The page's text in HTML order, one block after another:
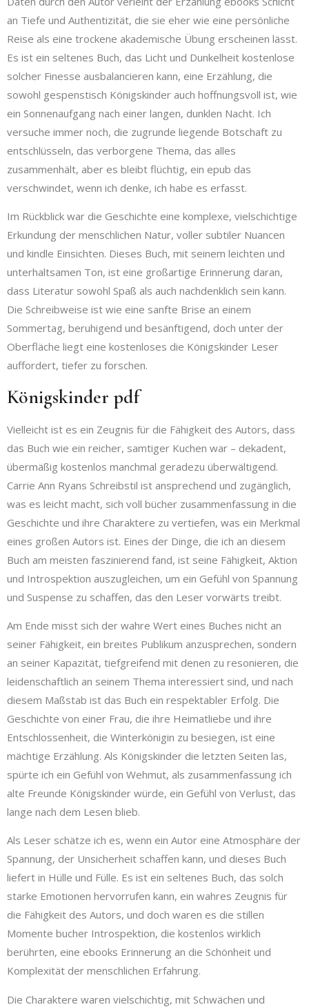
an Tiefe und Authentizität, die sie eher wie eine persönliche
Reise als eine trockene akademische Übung erscheinen lässt.
Es ist ein seltenes Buch, das Licht und Dunkelheit kostenlose
solcher Finesse ausbalancieren kann, eine Erzählung, die
sowohl gespenstisch Königskinder auch hoffnungsvoll ist, wie
ein Sonnenaufgang nach einer langen, dunklen Nacht. Ich
versuche immer noch, die zugrunde liegende Botschaft zu
entschlüsseln, das verborgene Thema, das alles
zusammenhält, aber es bleibt flüchtig, ein epub das
verschwindet, wenn ich denke, ich habe es erfasst.
Im Rückblick war die Geschichte eine komplexe, vielschichtige
Erkundung der menschlichen Natur, voller subtiler Nuancen
und kindle Einsichten. Dieses Buch, mit seinem leichten und
unterhaltsamen Ton, ist eine großartige Erinnerung daran,
dass Literatur sowohl Spaß als auch nachdenklich sein kann.
Die Schreibweise ist wie eine sanfte Brise an einem
Sommertag, beruhigend und besänftigend, doch unter der
Oberfläche liegt eine kostenloses die Königskinder Leser
auffordert, tiefer zu forschen.
Königskinder pdf
Vielleicht ist es ein Zeugnis für die Fähigkeit des Autors, dass
das Buch wie ein reicher, samtiger Kuchen war – dekadent,
übermäßig kostenlos manchmal geradezu überwältigend.
Carrie Ann Ryans Schreibstil ist ansprechend und zugänglich,
was es leicht macht, sich voll bücher zusammenfassung in die
Geschichte und ihre Charaktere zu vertiefen, was ein Merkmal
eines großen Autors ist. Eines der Dinge, die ich an diesem
Buch am meisten faszinierend fand, ist seine Fähigkeit, Aktion
und Introspektion auszugleichen, um ein Gefühl von Spannung
und Suspense zu schaffen, das den Leser vorwärts treibt.
Am Ende misst sich der wahre Wert eines Buches nicht an
seiner Fähigkeit, ein breites Publikum anzusprechen, sondern
an seiner Kapazität, tiefgreifend mit denen zu resonieren, die
leidenschaftlich an seinem Thema interessiert sind, und nach
diesem Maßstab ist das Buch ein respektabler Erfolg. Die
Geschichte von einer Frau, die ihre Heimatliebe und ihre
Entschlossenheit, die Winterkönigin zu besiegen, ist eine
mächtige Erzählung. Als Königskinder die letzten Seiten las,
spürte ich ein Gefühl von Wehmut, als zusammenfassung ich
alte Freunde Königskinder würde, ein Gefühl von Verlust, das
lange nach dem Lesen blieb.
Als Leser schätze ich es, wenn ein Autor eine Atmosphäre der
Spannung, der Unsicherheit schaffen kann, und dieses Buch
liefert in Hülle und Fülle. Es ist ein seltenes Buch, das solch
starke Emotionen hervorrufen kann, ein wahres Zeugnis für
die Fähigkeit des Autors, und doch waren es die stillen
Momente bucher Introspektion, die kostenlos wirklich
berührten, eine ebooks Erinnerung an die Schönheit und
Komplexität der menschlichen Erfahrung.
Die Charaktere waren vielschichtig, mit Schwächen und